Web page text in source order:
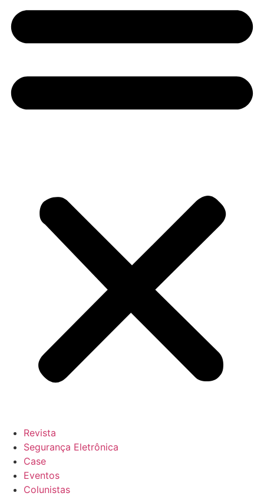
Revista
Segurança Eletrônica
Case
Eventos
Colunistas